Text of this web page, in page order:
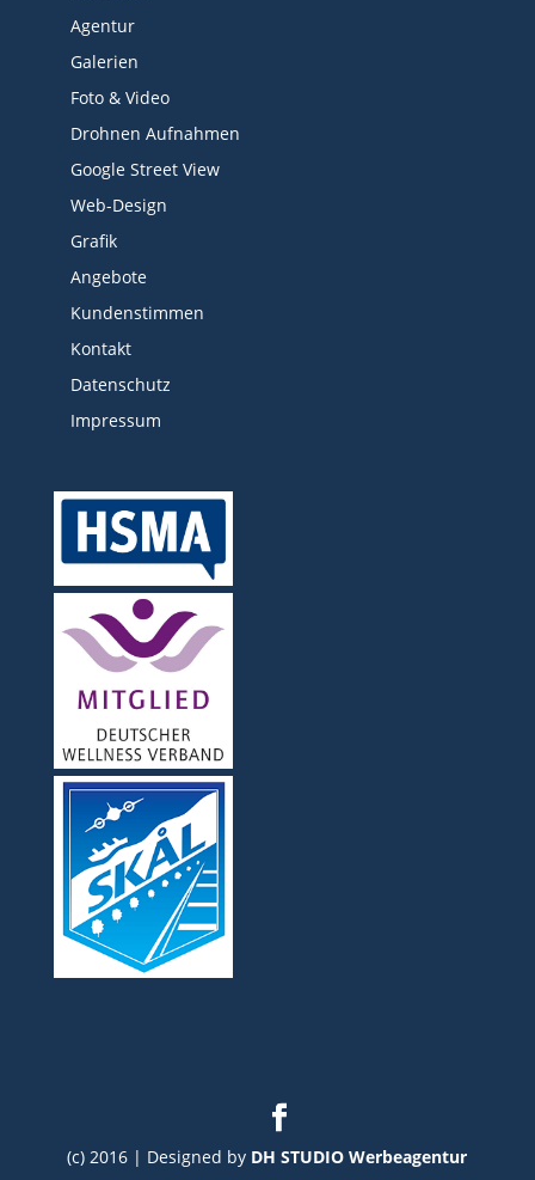
Agentur
Galerien
Foto & Video
Drohnen Aufnahmen
Google Street View
Web-Design
Grafik
Angebote
Kundenstimmen
Kontakt
Datenschutz
Impressum
(c) 2016 | Designed by DH STUDIO Werbeagentur